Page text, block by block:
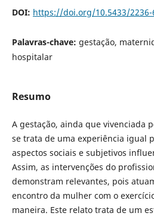
DOI: https://doi.org/10.5433/2236-
Palavras-chave: gestação,
hospitalar
Resumo
A gestação, ainda que vivenciada
se trata de uma experiência igual
aspectos sociais e subjetivos
Assim, as intervenções do
demonstram relevantes, pois
encontro da mulher com o
maneira. Este relato trata de um